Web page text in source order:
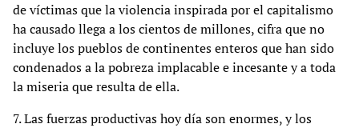
de víctimas que la violencia inspirada por el capitalismo
ha causado llega a los cientos de millones, cifra que no
incluye los pueblos de continentes enteros que han sido
condenados a la pobreza implacable e incesante y a toda
la miseria que resulta de ella.
7. Las fuerzas productivas hoy día son enormes, y los